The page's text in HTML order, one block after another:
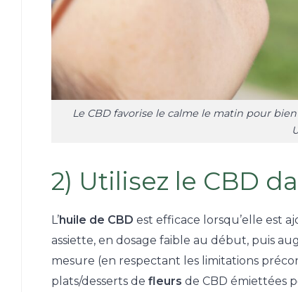
Le CBD favorise le calme le matin pour
2) Utilisez le CBD
L’huile de CBD est efficace lorsqu’elle est
assiette, en dosage faible au début, puis
mesure (en respectant les limitations
plats/desserts de fleurs de CBD émiettées